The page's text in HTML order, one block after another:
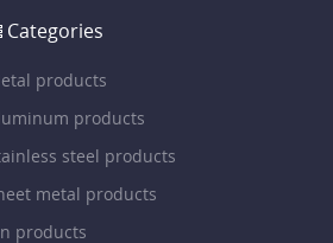
Categories
products
products
steel products
metal products
products